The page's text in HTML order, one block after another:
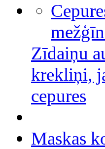
Zīdaiņu
krekliņi,
cepures
Maskas